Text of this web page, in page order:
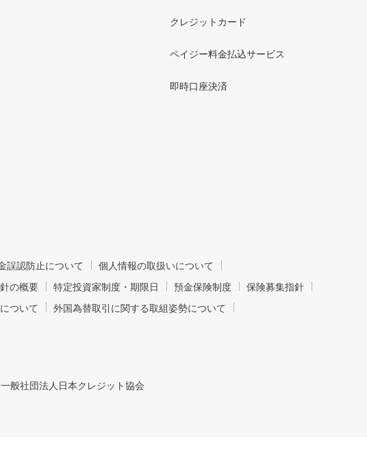
クレジットカード
ペイジー料金払込サービス
即時口座決済
誤認防止について
個人情報の取扱いについて
の概要 特定投資家制度・期限日 預金保険制度
保険募集指針
ついて
外国為替取引に関する取組姿勢について
般社団法人日本クレジット協会